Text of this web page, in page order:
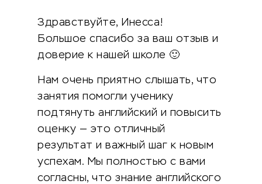
Здравствуйте, Инесса!
Большое спасибо за ваш отзыв и
доверие к нашей школе 🙂
Нам очень приятно слышать, что
занятия помогли ученику
подтянуть английский и повысить
оценку — это отличный
результат и важный шаг к новым
успехам. Мы полностью с вами
согласны, что знание английского